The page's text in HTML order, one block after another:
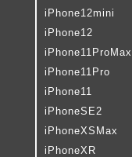
iPhone12mini
iPhone12
iPhone11ProMax
iPhone11Pro
iPhone11
iPhoneSE2
iPhoneXSMax
iPhoneXR